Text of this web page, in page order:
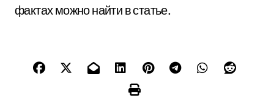
фактах можно найти в статье.